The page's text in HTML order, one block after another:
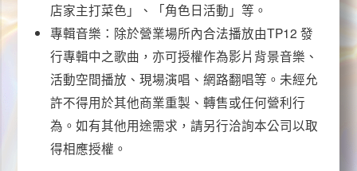
店家主打菜色」、「角色日活動」等。
專輯音樂：除於營業場所內合法播放由TP12 發
行專輯中之歌曲，亦可授權作為影片背景音樂、
活動空間播放、現場演唱、網路翻唱等。未經允
許不得用於其他商業重製、轉售或任何營利行
為。如有其他用途需求，請另行洽詢本公司以取
得相應授權。